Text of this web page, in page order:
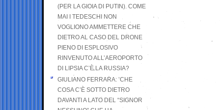
(PER LA GIOIA DI PUTIN). COME
MAI I TEDESCHI NON
VOGLIONO AMMETTERE CHE
DIETRO AL CASO DEL DRONE
PIENO DI ESPLOSIVO
RINVENUTO ALL’AEROPORTO
DI LIPSIA C’È LA RUSSIA?
GIULIANO FERRARA: ’CHE
COSA C’È SOTTO DIETRO
DAVANTI A LATO DEL “SIGNOR